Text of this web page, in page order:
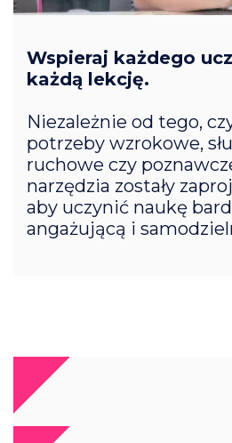
Wspieraj każdego
każdą lekcję.
Niezależnie od tego,
potrzeby wzrokowe,
ruchowe czy
narzędzia zostały
aby uczynić naukę
angażującą i